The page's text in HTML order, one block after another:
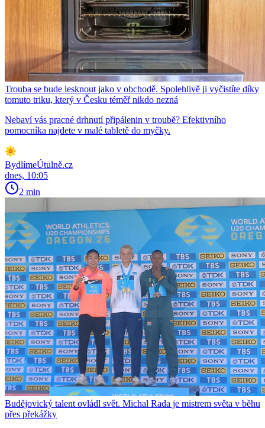
Trouba se bude lesknout jako v obchodě. Spolehlivě ji vyčistíte díky
tomuto triku, který v Česku téměř nikdo nezná
Nebaví vás pracné drhnutí připálenin v troubě? Efektivního
pomocníka najdete v malé tabletě do myčky.
BydlímeÚtulně.cz
dnes, 10:05
2 min
Budějovický talent ovládl svět. Michal Rada je mistrem světa v běhu
přes překážky